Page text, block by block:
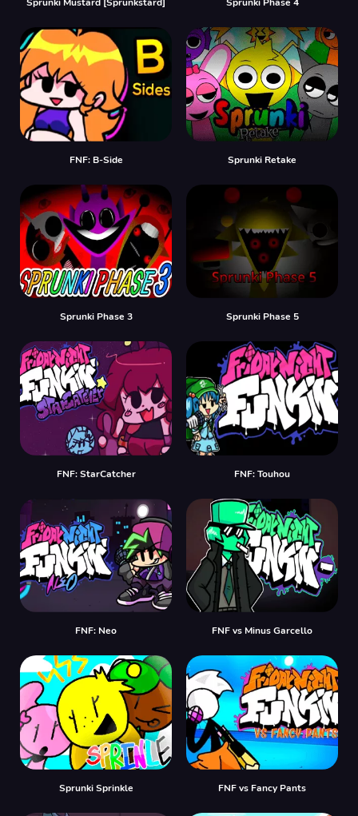
FNF: B-Side Sprunki Retake
Sprunki Phase 3 Sprunki Phase 5
FNF: StarCatcher FNF: Touhou
FNF: Neo FNF vs Minus Garcello
Sprunki Sprinkle FNF vs Fancy Pants